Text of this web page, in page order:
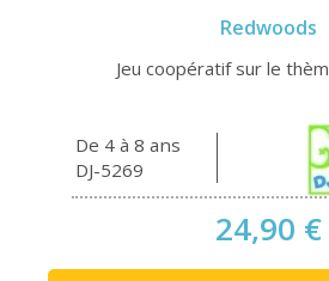
Redwoods
Jeu coopératif sur le
De 4 à 8 ans
DJ-5269
24,90 €